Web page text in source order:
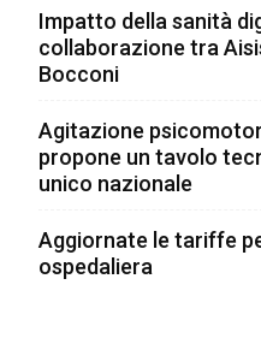
Impatto della sanità
collaborazione tra
Bocconi
Agitazione
propone un tavolo
unico nazionale
Aggiornate le tariffe
ospedaliera